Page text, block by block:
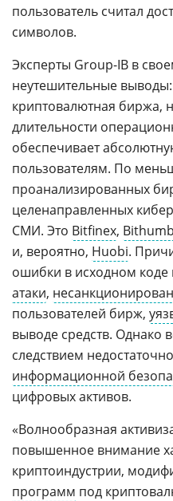
пользователь считал
символов.
Эксперты Group-IB в
неутешительные
криптовалютная биржа,
длительности
обеспечивает
пользователям. По
проанализированных
целенаправленных
СМИ. Это Bitfinex, Bithumb
и, вероятно, Huobi.
ошибки в исходном
атаки,
пользователей бирж,
выводе средств. Однако
следствием
информационной
цифровых активов.
«Волнообразная
повышенное внимание
криптоиндустрии,
программ под